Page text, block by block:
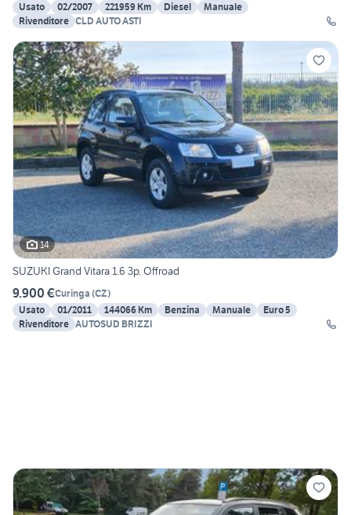
Usato
02/2007 221959 Km Diesel
Manuale
Rivenditore CLD AUTO ASTI
14
SUZUKI Grand Vitara 1.6 3p. Offroad
9.900 €Curinga (CZ)
Usato
01/2011 144066 Km Benzina Manuale
Euro 5
Rivenditore AUTOSUD BRIZZI